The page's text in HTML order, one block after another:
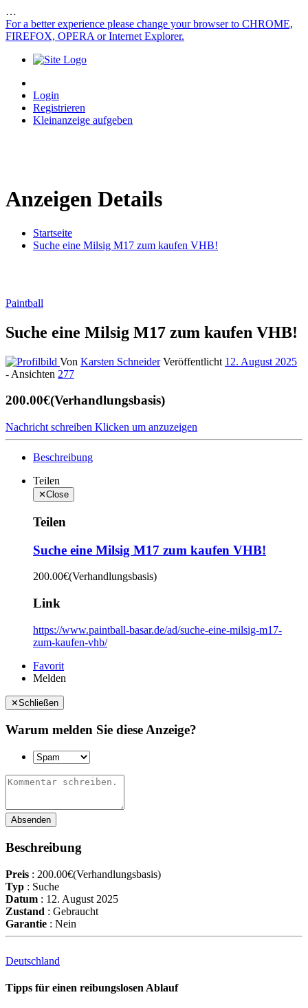
…
For a better experience please change your browser to CHROME,
FIREFOX, OPERA or Internet Explorer.
Login
Registrieren
Kleinanzeige aufgeben
Anzeigen Details
Startseite
Suche eine Milsig M17 zum kaufen VHB!
Paintball
Suche eine Milsig M17 zum kaufen VHB!
Von Karsten SchneiderVeröffentlicht 12. August 2025
- Ansichten 277
200.00€(Verhandlungsbasis)
Nachricht schreiben Klicken um anzuzeigen
Beschreibung
Teilen
✕Close
Teilen
Suche eine Milsig M17 zum kaufen VHB!
200.00€(Verhandlungsbasis)
Link
https://www.paintball-basar.de/ad/suche-eine-milsig-m17-
zum-kaufen-vhb/
Favorit
Melden
✕Schließen
Warum melden Sie diese Anzeige?
Absenden
Beschreibung
Preis : 200.00€(Verhandlungsbasis)
Typ : Suche
Datum : 12. August 2025
Zustand : Gebraucht
Garantie : Nein
Deutschland
Tipps für einen reibungslosen Ablauf